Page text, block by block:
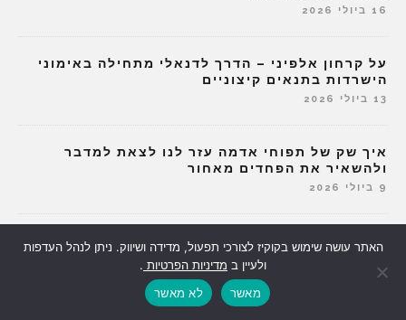
16 ביולי 2026
על קרחון אלפיני – הדרך לדנאלי מתחילה באימוני
הישרדות בתנאים קיצוניים
13 ביולי 2026
איך שק של תפוחי אדמה עזר לנו לצאת למדבר
ולהשאיר את הפחדים מאחור
9 ביולי 2026
הוזמנתם לשבוע ביאכטה? 5 דברים שלא מספרים
לכם על החלום האקזוטי
2 ביולי 2026
האתר עושה שימוש בקוקיז לצורכי תפעול, מדידה ושיווק. ניתן לנהל העדפות
ולעיין ב מדיניות הפרטיות .
מאשר
לא מאשר